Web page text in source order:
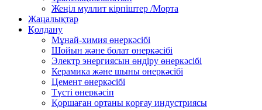
Жеңіл муллит кірпіштер /Морта
Жаңалықтар
Қолдану
Мұнай-химия өнеркәсібі
Шойын және болат өнеркәсібі
Электр энергиясын өндіру өнеркәсібі
Керамика және шыны өнеркәсібі
Цемент өнеркәсібі
Түсті өнеркәсіп
Қоршаған ортаны қорғау индустриясы